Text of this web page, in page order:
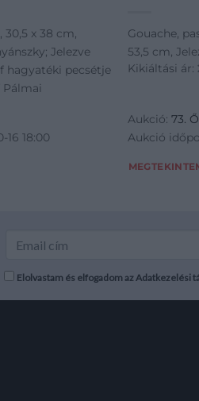
x 38 cm,
Jelezve
hagyatéki pecsétje
16 18:00
Gouache,
53,5 cm,
Kikiáltási ár:
Aukció: 73.
Aukció
Elolvastam és elfogadom az Adatkezelési